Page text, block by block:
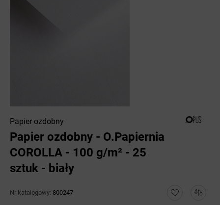
Papier ozdobny
Papier ozdobny - O.Papiernia
COROLLA - 100 g/m² - 25
sztuk - biały
Nr katalogowy: 800247